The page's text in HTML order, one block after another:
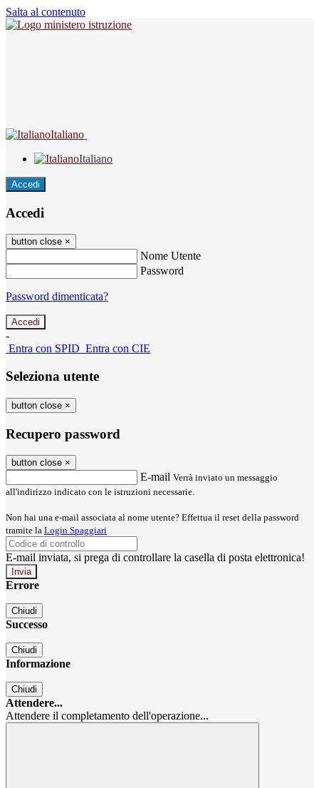
Salta al contenuto
Italiano
Italiano
Accedi
Accedi
button close ×
Nome Utente
Password
Password dimenticata?
-
Entra con SPID Entra con CIE
Seleziona utente
button close ×
Recupero password
button close ×
E-mail Verrà inviato un messaggio
all'indirizzo indicato con le istruzioni necessarie.
Non hai una e-mail associata al nome utente? Effettua il reset della password
tramite la Login Spaggiari
E-mail inviata, si prega di controllare la casella di posta elettronica!
Errore
Chiudi
Successo
Chiudi
Informazione
Chiudi
Attendere...
Attendere il completamento dell'operazione...